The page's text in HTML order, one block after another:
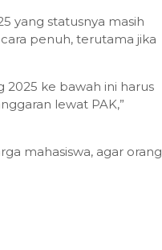
yang statusnya masih
penuh, terutama jika
2025 ke bawah ini harus
lewat PAK,”
mahasiswa, agar orang